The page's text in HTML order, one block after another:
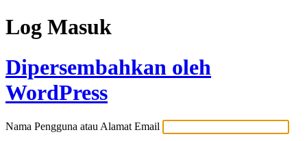
Log Masuk
Dipersembahkan oleh
WordPress
Nama Pengguna atau Alamat Email